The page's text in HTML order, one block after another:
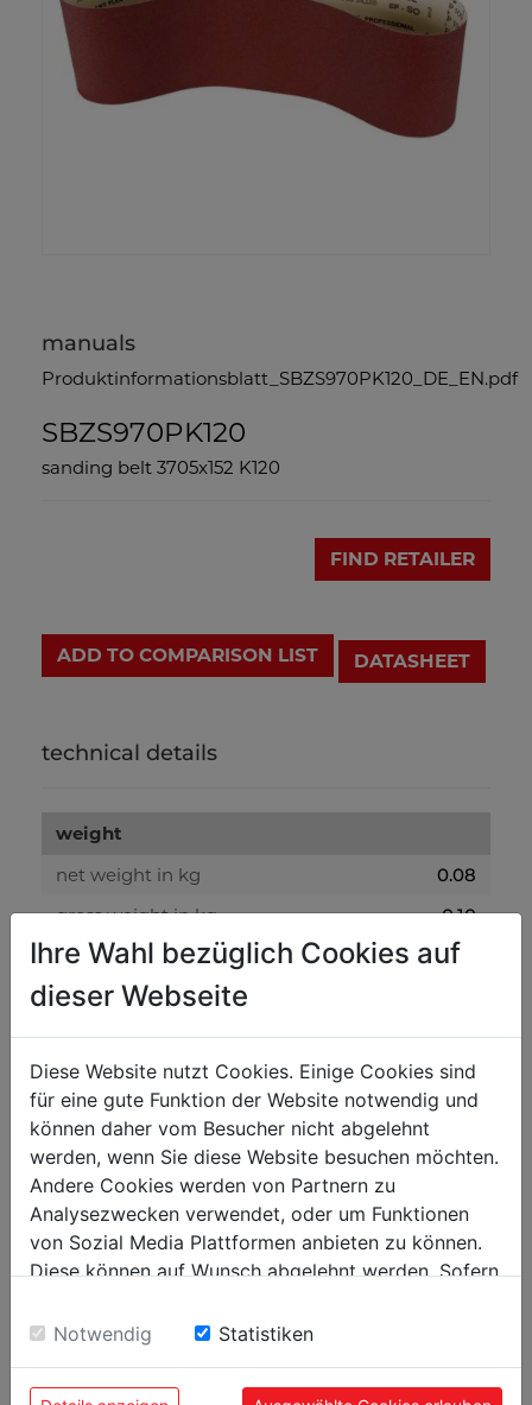
manuals
Produktinformationsblatt_SBZS970PK120_DE_EN.pdf
SBZS970PK120
sanding belt 3705x152 K120
FIND RETAILER
ADD TO COMPARISON LIST DATASHEET
technical details
weight
net weight in kg
0.08
gross weight in kg
0.10
packaging
packaging width in mm
500
packaging length in mm
700
general data
EAN code
9120058371059
PU in pieces
5
Ihre Wahl bezüglich Cookies auf
dieser Webseite
Diese Website nutzt Cookies. Einige Cookies sind
für eine gute Funktion der Website notwendig und
können daher vom Besucher nicht abgelehnt
werden, wenn Sie diese Website besuchen möchten.
Andere Cookies werden von Partnern zu
Analysezwecken verwendet, oder um Funktionen
von Sozial Media Plattformen anbieten zu können.
Diese können auf Wunsch abgelehnt werden. Sofern
Einwilligung zu unseren Cookies.
Notwendig Statistiken